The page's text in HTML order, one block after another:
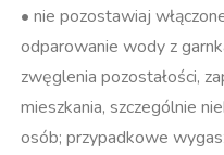
• nie pozostawiaj
odparowanie wody z
zwęglenia pozostałości,
mieszkania, szczególnie
osób; przypadkowe